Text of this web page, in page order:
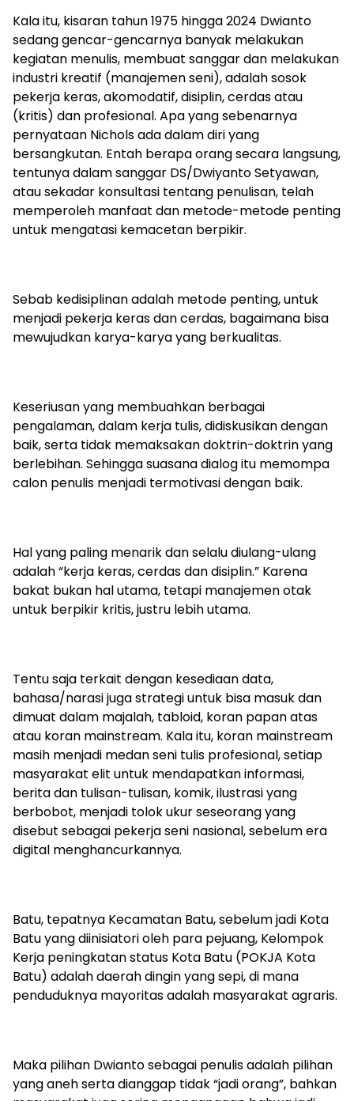
Kala itu, kisaran tahun 1975 hingga 2024 Dwianto
sedang gencar-gencarnya banyak melakukan
kegiatan menulis, membuat sanggar dan melakukan
industri kreatif (manajemen seni), adalah sosok
pekerja keras, akomodatif, disiplin, cerdas atau
(kritis) dan profesional. Apa yang sebenarnya
pernyataan Nichols ada dalam diri yang
bersangkutan. Entah berapa orang secara langsung,
tentunya dalam sanggar DS/Dwiyanto Setyawan,
atau sekadar konsultasi tentang penulisan, telah
memperoleh manfaat dan metode-metode penting
untuk mengatasi kemacetan berpikir.
Sebab kedisiplinan adalah metode penting, untuk
menjadi pekerja keras dan cerdas, bagaimana bisa
mewujudkan karya-karya yang berkualitas.
Keseriusan yang membuahkan berbagai
pengalaman, dalam kerja tulis, didiskusikan dengan
baik, serta tidak memaksakan doktrin-doktrin yang
berlebihan. Sehingga suasana dialog itu memompa
calon penulis menjadi termotivasi dengan baik.
Hal yang paling menarik dan selalu diulang-ulang
adalah “kerja keras, cerdas dan disiplin.” Karena
bakat bukan hal utama, tetapi manajemen otak
untuk berpikir kritis, justru lebih utama.
Tentu saja terkait dengan kesediaan data,
bahasa/narasi juga strategi untuk bisa masuk dan
dimuat dalam majalah, tabloid, koran papan atas
atau koran mainstream. Kala itu, koran mainstream
masih menjadi medan seni tulis profesional, setiap
masyarakat elit untuk mendapatkan informasi,
berita dan tulisan-tulisan, komik, ilustrasi yang
berbobot, menjadi tolok ukur seseorang yang
disebut sebagai pekerja seni nasional, sebelum era
digital menghancurkannya.
Batu, tepatnya Kecamatan Batu, sebelum jadi Kota
Batu yang diinisiatori oleh para pejuang, Kelompok
Kerja peningkatan status Kota Batu (POKJA Kota
Batu) adalah daerah dingin yang sepi, di mana
penduduknya mayoritas adalah masyarakat agraris.
Maka pilihan Dwianto sebagai penulis adalah pilihan
yang aneh serta dianggap tidak “jadi orang”, bahkan